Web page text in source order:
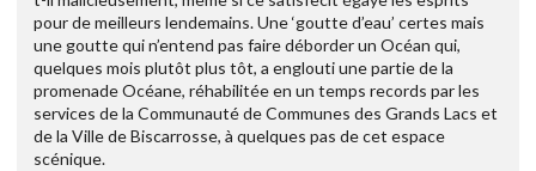
pour de meilleurs lendemains. Une ‘goutte d’eau’ certes mais
une goutte qui n’entend pas faire déborder un Océan qui,
quelques mois plutôt plus tôt, a englouti une partie de la
promenade Océane, réhabilitée en un temps records par les
services de la Communauté de Communes des Grands Lacs et
de la Ville de Biscarrosse, à quelques pas de cet espace
scénique.